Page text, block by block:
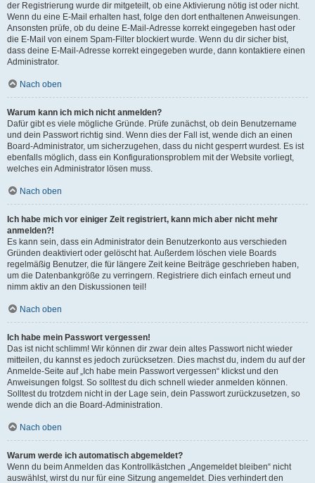
der Registrierung wurde dir mitgeteilt, ob eine Aktivierung nötig ist oder nicht.
Wenn du eine E-Mail erhalten hast, folge den dort enthaltenen Anweisungen.
Ansonsten prüfe, ob du deine E-Mail-Adresse korrekt eingegeben hast oder
die E-Mail von einem Spam-Filter blockiert wurde. Wenn du dir sicher bist,
dass deine E-Mail-Adresse korrekt eingegeben wurde, dann kontaktiere einen
Administrator.
Nach oben
Warum kann ich mich nicht anmelden?
Dafür gibt es viele mögliche Gründe. Prüfe zunächst, ob dein Benutzername
und dein Passwort richtig sind. Wenn dies der Fall ist, wende dich an einen
Board-Administrator, um sicherzugehen, dass du nicht gesperrt wurdest. Es ist
ebenfalls möglich, dass ein Konfigurationsproblem mit der Website vorliegt,
welches ein Administrator lösen muss.
Nach oben
Ich habe mich vor einiger Zeit registriert, kann mich aber nicht mehr
anmelden?!
Es kann sein, dass ein Administrator dein Benutzerkonto aus verschieden
Gründen deaktiviert oder gelöscht hat. Außerdem löschen viele Boards
regelmäßig Benutzer, die für längere Zeit keine Beiträge geschrieben haben,
um die Datenbankgröße zu verringern. Registriere dich einfach erneut und
nimm aktiv an den Diskussionen teil!
Nach oben
Ich habe mein Passwort vergessen!
Das ist nicht schlimm! Wir können dir zwar dein altes Passwort nicht wieder
mitteilen, du kannst es jedoch zurücksetzen. Dies machst du, indem du auf der
Anmelde-Seite auf „Ich habe mein Passwort vergessen“ klickst und den
Anweisungen folgst. So solltest du dich schnell wieder anmelden können.
Solltest du trotzdem nicht in der Lage sein, dein Passwort zurückzusetzen, so
wende dich an die Board-Administration.
Nach oben
Warum werde ich automatisch abgemeldet?
Wenn du beim Anmelden das Kontrollkästchen „Angemeldet bleiben“ nicht
auswählst, wirst du nur für eine Sitzung angemeldet. Dies verhindert den